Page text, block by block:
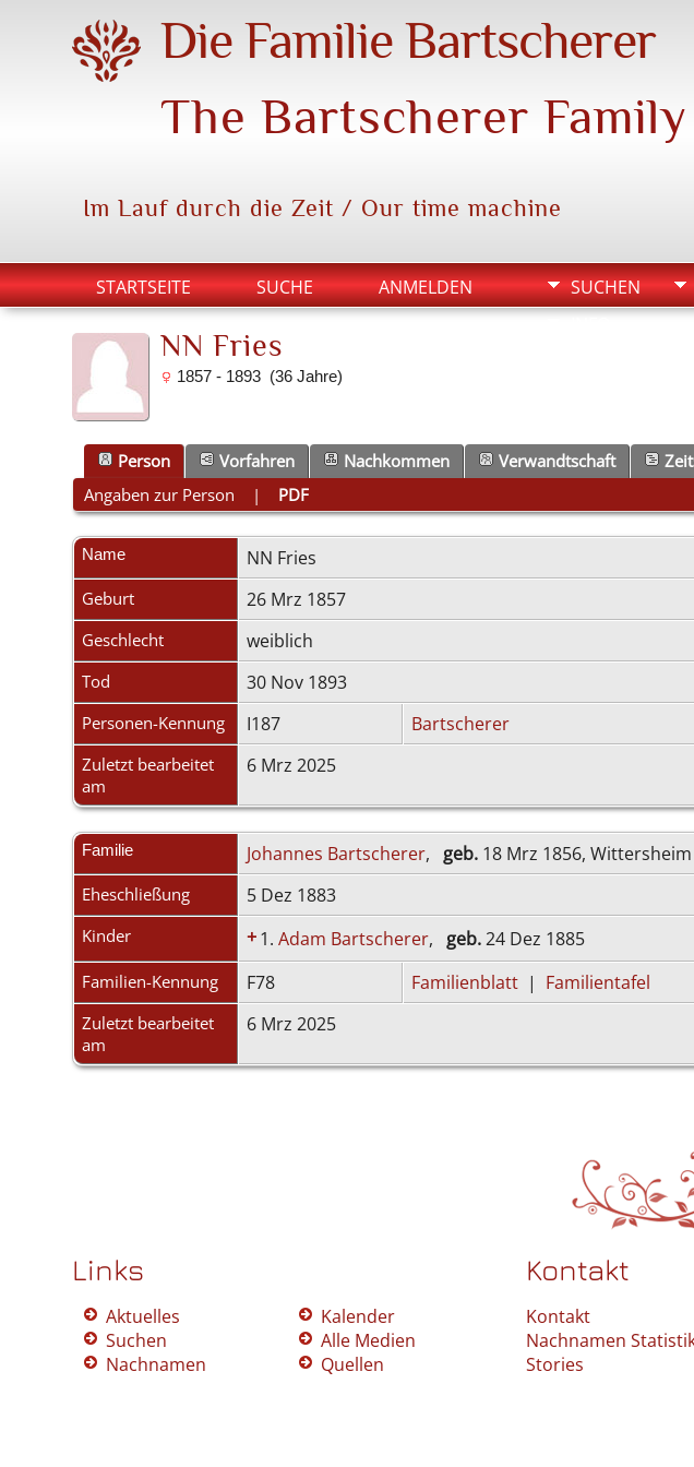
Die Familie Bartscherer
The Bartscherer Family
Im Lauf durch die Zeit / Our time machine
STARTSEITE SUCHE ANMELDEN SUCHEN
NN Fries
1857 - 1893 (36 Jahre)
Person Vorfahren Nachkommen Verwandtschaft
Angaben zur Person | PDF
Name NN Fries
Geburt 26 Mrz 1857
Geschlecht weiblich
Tod 30 Nov 1893
Personen-Kennung I187 Bartscherer
Zuletzt bearbeitet
am
6 Mrz 2025
Familie Johannes Bartscherer, geb. 18 Mrz 1856, Wittersheim
Eheschließung 5 Dez 1883
Kinder +1. Adam Bartscherer, geb.24 Dez 1885
Familien-Kennung F78 Familienblatt | Familientafel
Zuletzt bearbeitet
am
6 Mrz 2025
Links
Aktuelles
Suchen
Nachnamen
Kalender
Alle Medien
Quellen
Kontakt
Kontakt
Nachnamen
Stories